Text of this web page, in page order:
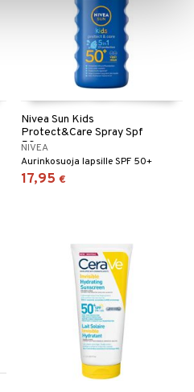
Nivea Sun Kids
Protect&Care Spray Spf
50+
NIVEA
Aurinkosuoja lapsille SPF 50+
17,95 €